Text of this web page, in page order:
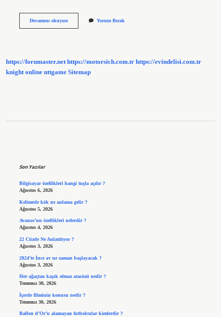
Devamını okuyunÇetin
Yorum Bırak
https://forumaster.net https://motorsich.com.tr https://evindelisi.com.tr
knight online nttgame Sitemap
Son Yazılar
Bilgisayar özellikleri hangi tuşla açılır ?
Ağustos 6, 2026
Kelimede kök ne anlama gelir ?
Ağustos 5, 2026
Avanos’un özellikleri nelerdir ?
Ağustos 4, 2026
22 Cüzde Ne Anlatılıyor ?
Ağustos 3, 2026
2024’te İnce av ne zaman başlayacak ?
Ağustos 3, 2026
Her ağaçtan kaşık olmaz atasözü nedir ?
Temmuz 30, 2026
İçerde filminin konusu nedir ?
Temmuz 30, 2026
Ballon d’Or’u alamayan futbolcular kimlerdir ?